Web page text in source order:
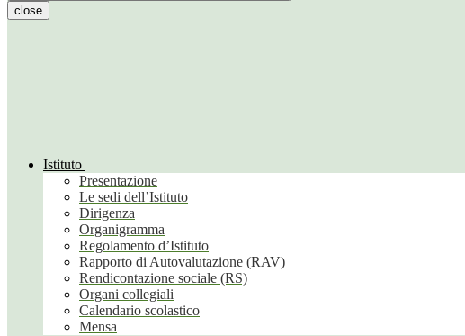
close
Istituto
Presentazione
Le sedi dell’Istituto
Dirigenza
Organigramma
Regolamento d’Istituto
Rapporto di Autovalutazione (RAV)
Rendicontazione sociale (RS)
Organi collegiali
Calendario scolastico
Mensa